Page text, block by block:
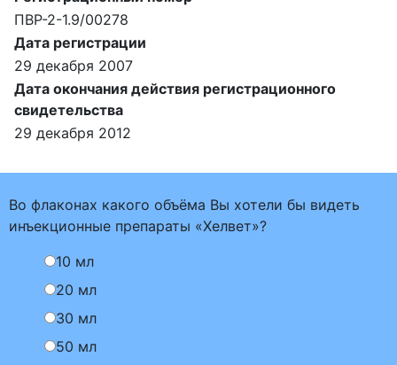
ПВР-2-1.9/00278
Дата регистрации
29 декабря 2007
Дата окончания действия регистрационного
свидетельства
29 декабря 2012
Во флаконах какого объёма Вы хотели бы видеть
инъекционные препараты «Хелвет»?
10 мл
20 мл
30 мл
50 мл